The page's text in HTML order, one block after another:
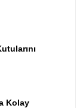
Kolay